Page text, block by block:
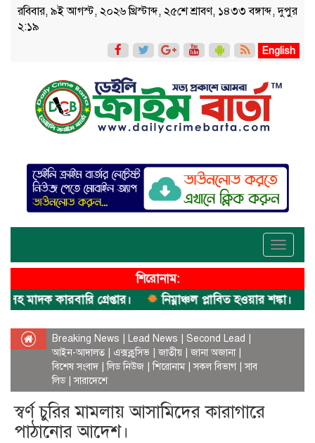
রবিবার, ৯ই আগস্ট, ২০২৬ খ্রিস্টাব্দ, ২৫শে শ্রাবণ, ১৪৩৩ বঙ্গাব্দ, দুপুর
২:১৯
English
Toggle
শিরোনাম:
কারবারি গ্রেপ্তার।
নিম্নাঞ্চল প্লাবিত হওয়ার শঙ্কা।
Breaking News Lead News Second Lead
আইন-আদালত
এক্সক্লুসিভ |জাতীয় |জানা অজানা|
বিশেষ সংবাদ|লিড নিউজ |শিরোনাম|সকল বিভাগ|সাব
লিড|সারাদেশে
স্বর্ণ চুরির মামলায় আসামিদের কারাগারে
পাঠানোর আদেশ।